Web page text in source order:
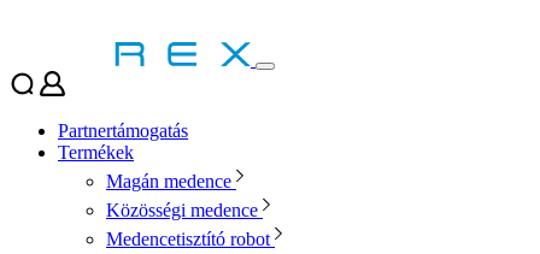
Partnertámogatás
Termékek
Magán medence
Közösségi medence
Medencetisztító robot